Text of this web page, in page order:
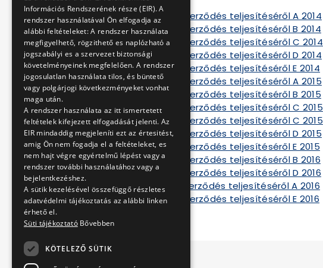
Tájékoztató a szerződés teljesítéséről A 2014
Tájékoztató a szerződés teljesítéséről B 2014
Tájékoztató a szerződés teljesítéséről C 2014
Tájékoztató a szerződés teljesítéséről D 2014
Tájékoztató a szerződés teljesítéséről E 2014
Tájékoztató a szerződés teljesítéséről A 2015
Tájékoztató a szerződés teljesítéséről B 2015
Tájékoztató a szerződés teljesítéséről C 2015
Tájékoztató a szerződés teljesítéséről C 2015
Tájékoztató a szerződés teljesítéséről D 2015
Tájékoztató a szerződés teljesítéséről E 2015
Tájékoztató a szerződés teljesítéséről B 2016
Tájékoztató a szerződés teljesítéséről D 2016
tájékoztató a szerződés teljesítéséről A 2016
Tájékoztató a szerződés teljesítéséről E 2016
Információs Rendszerének része (EIR). A
rendszer használatával Ön elfogadja az
alábbi feltételeket: A rendszer használata
megfigyelhető, rögzithető es naplózható a
jogszabályi es a szervezet biztonsági
követelményeinek megfelelően. A rendszer
jogosulatlan használata tilos, és büntető
vagy polgárjogi következményeket vonhat
maga után.
A rendszer használata az itt ismertetett
feltételek kifejezett elfogadását jelenti. Az
EIR mindaddig megjeleníti ezt az értesitést,
amig Ön nem fogadja el a feltételeket, es
nem hajt végre egyértelmű lépést vagy a
rendszer további használatához vagy a
bejelentkezéshez.
A sütik kezelésével összefüggő részletes
adatvédelmi tájékoztatás az alábbi linken
érhető el.
Süti tájékoztató Bővebben
KÖTELEZŐ SÜTIK